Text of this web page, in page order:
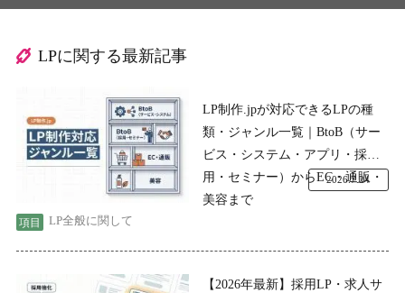
LPに関する最新記事
LP制作.jpが対応できるLPの種
類・ジャンル一覧｜BtoB（サー
ビス・システム・アプリ・採
用・セミナー）からEC・通販・
美容まで
LP全般に関して
2026.7.24
【2026年最新】採用LP・求人サ